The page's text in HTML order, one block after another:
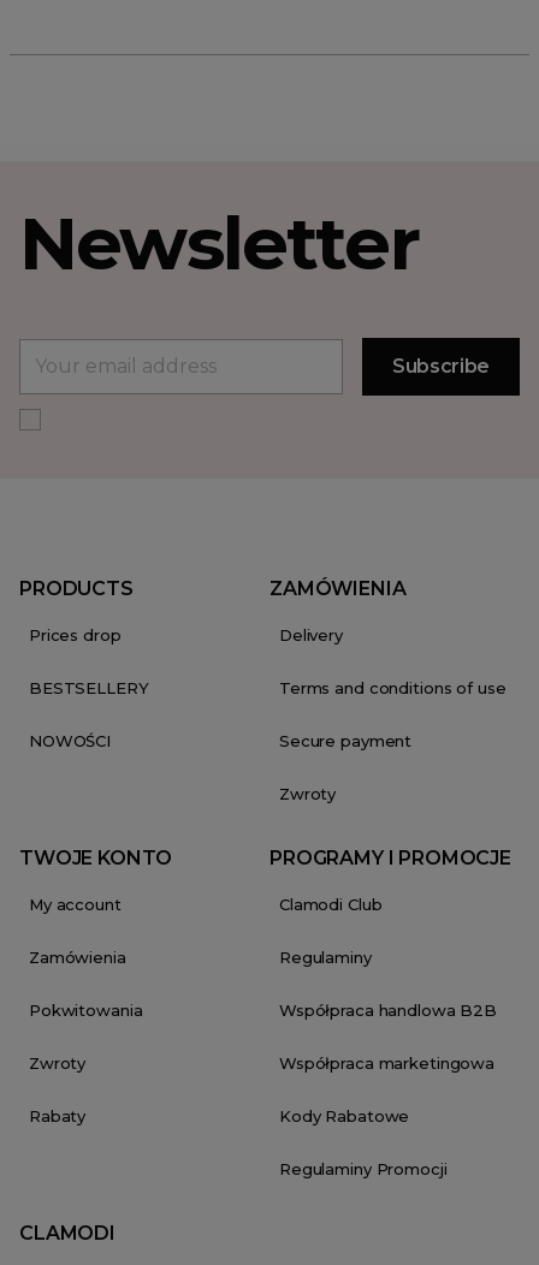
Newsletter
PRODUCTS
Prices drop
BESTSELLERY
NOWOŚCI
ZAMÓWIENIA
Delivery
Terms and conditions of use
Secure payment
Zwroty
TWOJE KONTO
My account
Zamówienia
Pokwitowania
Zwroty
Rabaty
PROGRAMY I PROMOCJE
Clamodi Club
Regulaminy
Współpraca handlowa B2B
Współpraca marketingowa
Kody Rabatowe
Regulaminy Promocji
CLAMODI